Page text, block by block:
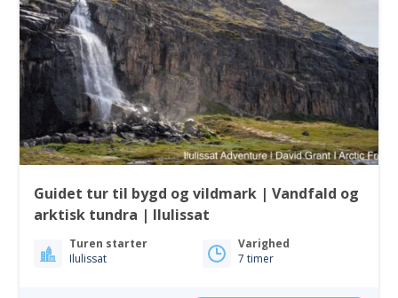
Guidet tur til bygd og vildmark | Vandfald og
arktisk tundra | Ilulissat
Turen starter
Ilulissat
Varighed
7 timer